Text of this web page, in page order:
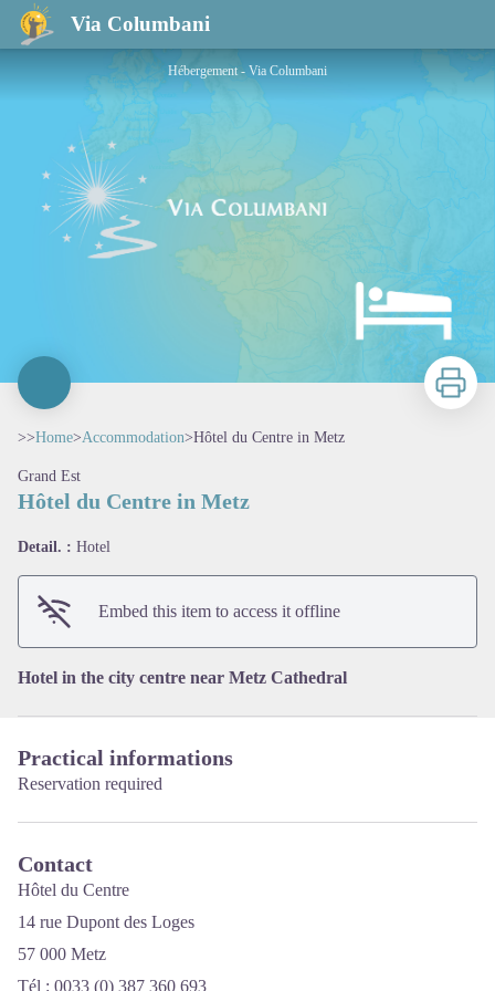
Via Columbani
Hôtel du Centre in Metz
Hébergement - Via Columbani
Print
>>Home>Accommodation>Hôtel du Centre in Metz
Grand Est
Hôtel du Centre in Metz
Detail. : Hotel
Embed this item to access it offline
Hotel in the city centre near Metz Cathedral
Practical informations
Reservation required
Contact
Hôtel du Centre
14 rue Dupont des Loges
57 000 Metz
Tél : 0033 (0) 387 360 693